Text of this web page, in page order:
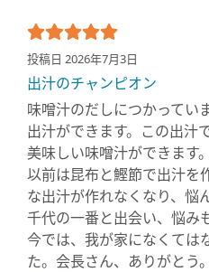
投稿日 2026年7月3日
出汁のチャンピオン
味噌汁のだしにつかってい
出汁ができます。この出汁
美味しい味噌汁ができます
以前は昆布と鰹節で出汁を
な出汁が作れなくなり、悩
千代の一番と出会い、悩み
今では、我が家になくては
た。会長さん、ありがとう。